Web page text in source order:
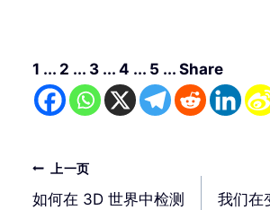
1 ... 2 ... 3 ... 4 ... 5 ... Share
文
章
上一页
如何在 3D 世界中检测
我们在